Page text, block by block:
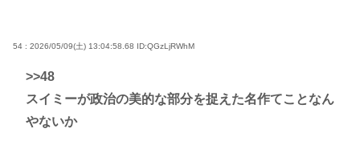
54 : 2026/05/09(土) 13:04:58.68 ID:QGzLjRWhM
>>48
スイミーが政治の美的な部分を捉えた名作てことなん
やないか